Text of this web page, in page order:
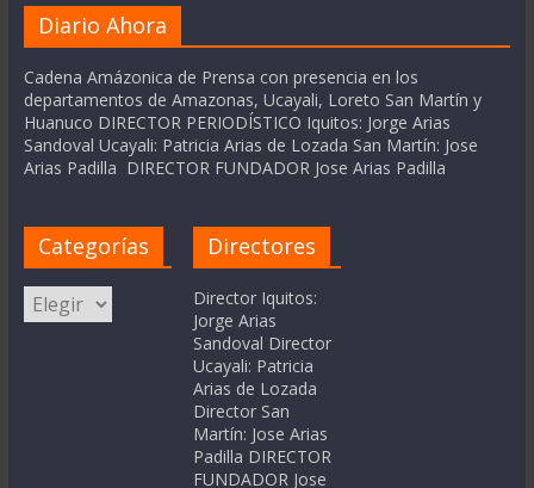
Diario Ahora
Cadena Amázonica de Prensa con presencia en los
departamentos de Amazonas, Ucayali, Loreto San Martín y
Huanuco DIRECTOR PERIODÍSTICO Iquitos: Jorge Arias
Sandoval Ucayali: Patricia Arias de Lozada San Martín: Jose
Arias Padilla DIRECTOR FUNDADOR Jose Arias Padilla
Categorías
Categorías
Directores
Director Iquitos:
Jorge Arias
Sandoval Director
Ucayali: Patricia
Arias de Lozada
Director San
Martín: Jose Arias
Padilla DIRECTOR
FUNDADOR Jose